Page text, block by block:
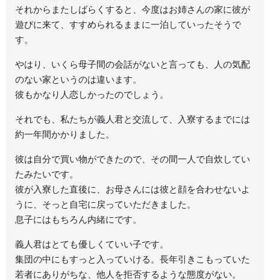
それからまたしばらくすると、今度はお姉さんの家に彼が
遊びに来て、すすめられるままに一泊していったそうで
す。
やはり、いくら母子間の会話がないと言っても、人の気配
のない家というのは違います。
彼もかなり人恋しかったのでしょう。
それでも、私たちが義人君と交流して、入寮するまでには
約一年間かかりました。
彼は自分で買い物ができたので、その間一人で自炊してい
たみたいです。
彼が入寮した直後に、お母さんには彼と顔を合わせないよ
うに、そっと自宅に戻っていただきました。
息子にはもちろん内緒にです。
義人君はとても優しくていい子です。
集団の中にもすっと入っていける。長年引きこもっていた
若者にありがちな、他人を拒否するような態度がない。